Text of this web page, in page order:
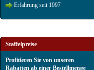
Erfahrung seit 1997
Staffelpreise
Profitieren Sie von unseren
Rabatten ab einer Bestellmenge